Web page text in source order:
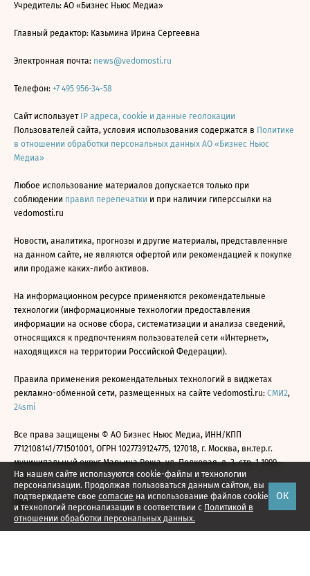
На нашем сайте используются cookie-файлы и технологии
персонализации. Продолжая пользоваться данным сайтом, вы
подтверждаете свое согласие на использование файлов cookie
и технологий персонализации в соответствии с Политикой в
отношении обработки персональных данных.
ОК
Учредитель: АО «Бизнес Ньюс Медиа»
Главный редактор: Казьмина Ирина Сергеевна
Электронная почта: news@vedomosti.ru
Телефон: +7 495 956-34-58
Сайт использует IP адреса, cookie и данные геолокации
Пользователей сайта, условия использования содержатся в Политике
в отношении обработки персональных данных АО «Бизнес Ньюс
Медиа»
Любое использование материалов допускается только при
соблюдении правил перепечатки и при наличии гиперссылки на
vedomosti.ru
Новости, аналитика, прогнозы и другие материалы, представленные
на данном сайте, не являются офертой или рекомендацией к покупке
или продаже каких-либо активов.
На информационном ресурсе применяются рекомендательные
технологии (информационные технологии предоставления
информации на основе сбора, систематизации и анализа сведений,
относящихся к предпочтениям пользователей сети «Интернет»,
находящихся на территории Российской Федерации).
Правила применения рекомендательных технологий в виджетах
рекламно-обменной сети, размещенных на сайте vedomosti.ru: СМИ2,
24smi
Все права защищены © АО Бизнес Ньюс Медиа, ИНН/КПП
7712108141/771501001, ОГРН 1027739124775, 127018, г. Москва, вн.тер.г.
муниципальный округ Марьина Роща, ул. Полковая, д. 3, стр. 1 1999—
2026